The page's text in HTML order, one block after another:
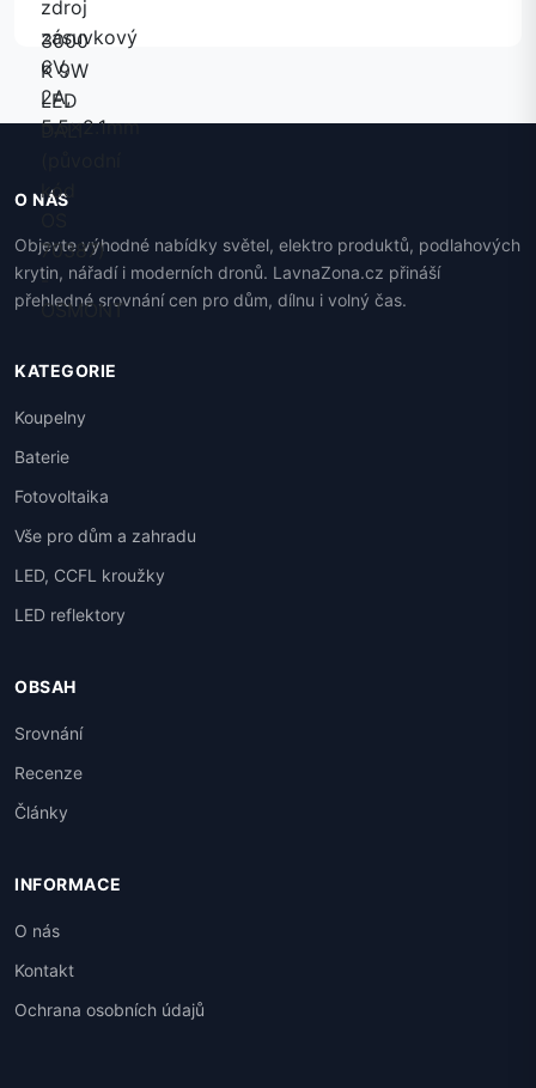
O NÁS
Objevte výhodné nabídky světel, elektro produktů, podlahových
krytin, nářadí i moderních dronů. LavnaZona.cz přináší
přehledné srovnání cen pro dům, dílnu i volný čas.
KATEGORIE
Koupelny
Baterie
Fotovoltaika
Vše pro dům a zahradu
LED, CCFL kroužky
LED reflektory
OBSAH
Srovnání
Recenze
Články
INFORMACE
O nás
Kontakt
Ochrana osobních údajů